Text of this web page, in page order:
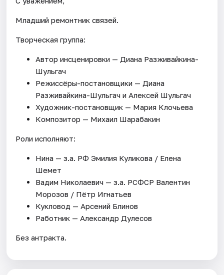
Младший ремонтник связей.
Творческая группа:
Автор инсценировки — Диана Разживайкина-
Шульгач
Режиссёры-постановщики — Диана
Разживайкина-Шульгач и Алексей Шульгач
Художник-постановщик — Мария Клочьева
Композитор — Михаил Шарабакин
Роли исполняют:
Нина — з.а. РФ Эмилия Куликова / Елена
Шемет
Вадим Николаевич — з.а. РСФСР Валентин
Морозов / Пётр Игнатьев
Кукловод — Арсений Блинов
Работник — Александр Дулесов
Без антракта.